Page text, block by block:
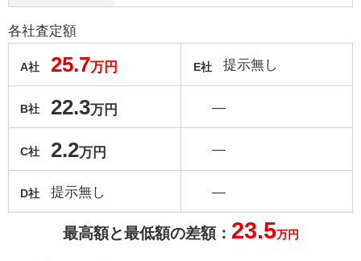
各社査定額
A社 25.7万円
B社 22.3万円
C社 2.2万円
D社 提示無し
E社 提示無し
―
―
―
最高額と最低額の差額： 23.5万円